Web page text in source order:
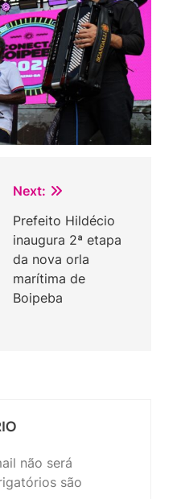
Next:
Prefeito Hildécio
inaugura 2ª etapa
da nova orla
marítima de
Boipeba
não será
são